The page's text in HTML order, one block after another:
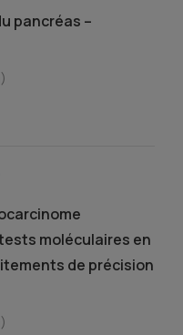
pancréas –
moléculaires en
de précision